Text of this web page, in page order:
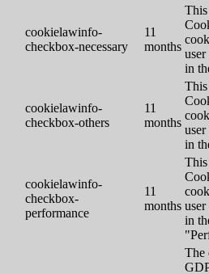
cookielawinfo-
checkbox-necessary
11
months
in
cookielawinfo-
checkbox-others
11
months
in
cookielawinfo-
checkbox-
performance
11
months
in
The